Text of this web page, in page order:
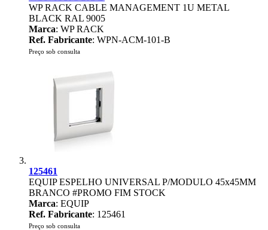
WP RACK CABLE MANAGEMENT 1U METAL
BLACK RAL 9005
Marca: WP RACK
Ref. Fabricante: WPN-ACM-101-B
Preço sob consulta
125461
EQUIP ESPELHO UNIVERSAL P/MODULO 45x45MM
BRANCO #PROMO FIM STOCK
Marca: EQUIP
Ref. Fabricante: 125461
Preço sob consulta